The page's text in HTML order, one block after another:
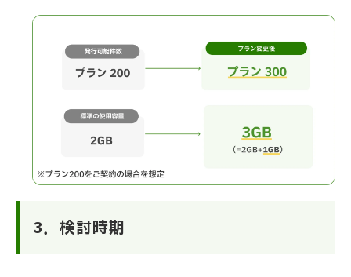
3．検討時期